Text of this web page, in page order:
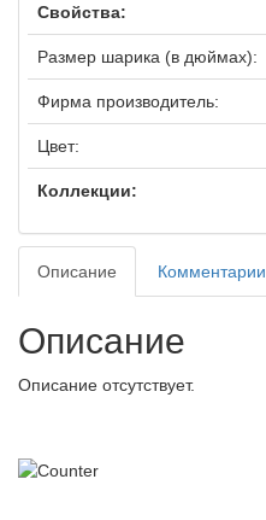
Свойства:
Размер шарика (в дюймах):
Фирма производитель:
Цвет:
Коллекции:
Описание Комментарии
Описание
Описание отсутствует.